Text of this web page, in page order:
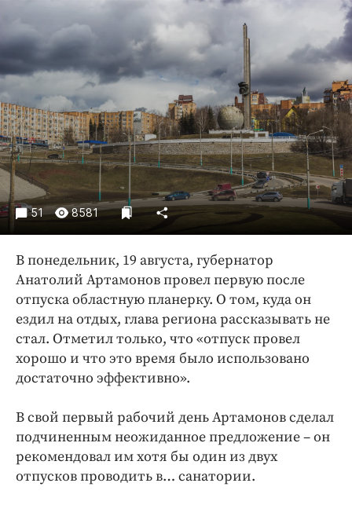
Культура
Недвижимость и ЖКХ
Образование
Общество
Погода
Праздники
Происшествия
Спорт
Экономика и бизнес
ПРОЕКТЫ
Блоги
Издания
Медиаперсона
Интересное чтиво
Клиника года
Бренд года
Работодатель года
51 8581
В понедельник, 19 августа, губернатор
Анатолий Артамонов провел первую после
отпуска областную планерку. О том, куда он
ездил на отдых, глава региона рассказывать не
стал. Отметил только, что «отпуск провел
хорошо и что это время было использовано
достаточно эффективно».
В свой первый рабочий день Артамонов сделал
подчиненным неожиданное предложение – он
рекомендовал им хотя бы один из двух
отпусков проводить в… санатории.